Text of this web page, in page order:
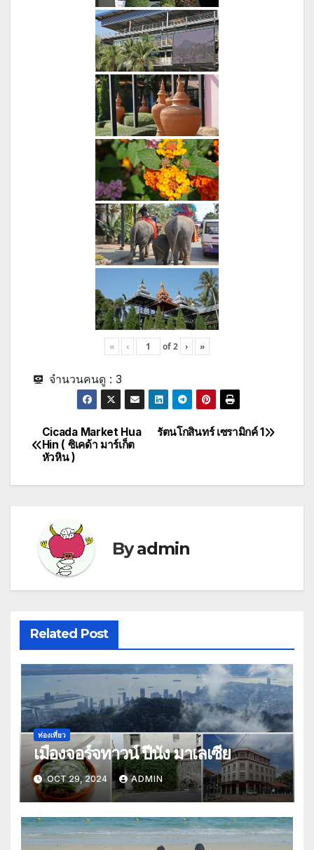
« ‹ of2 › »
จำนวนคนดู : 3
Post
navigation
รัตนโกสินทร์ เซรามิกค์ 1
Cicada Market Hua
Hin ( ซิเคด้า มาร์เก็ต
หัวหิน )
Byadmin
Related Post
ท่องเที่ยว
เมืองจอร์จทาวน์ ปีนัง มาเลเซีย
OCT 29, 2024 ADMIN